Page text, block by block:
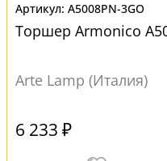
A5008PN-3GO
Торшер Armonico
Arte Lamp (Италия)
6 233 ₽